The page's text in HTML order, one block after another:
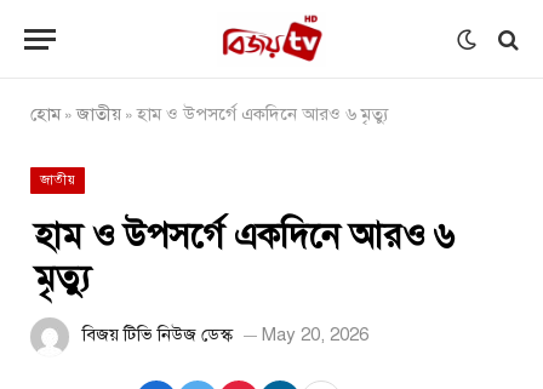
হোম»জাতীয় »হাম ও উপসর্গে একদিনে আরও ৬ মৃত্যু
জাতীয়
হাম ও উপসর্গে একদিনে আরও ৬
মৃত্যু
বিজয় টিভি নিউজ ডেস্ক May 20, 2026